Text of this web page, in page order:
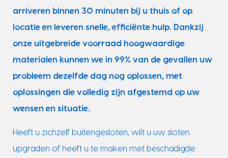
arriveren binnen 30 minuten bij u thuis of op
locatie en leveren snelle, efficiënte hulp. Dankzij
onze uitgebreide voorraad hoogwaardige
materialen kunnen we in 99% van de gevallen uw
probleem dezelfde dag nog oplossen, met
oplossingen die volledig zijn afgestemd op uw
wensen en situatie.
Heeft u zichzelf buitengesloten, wilt u uw sloten
upgraden of heeft u te maken met beschadigde